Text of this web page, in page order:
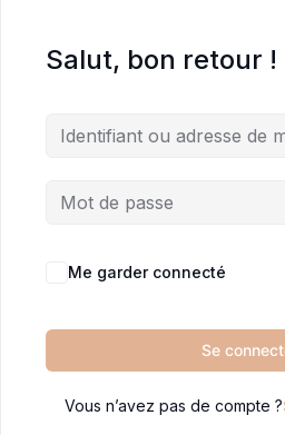
Salut, bon retour !
Me garder connecté
Se
Vous n’avez pas de compte ?